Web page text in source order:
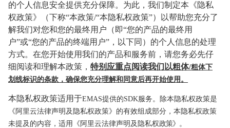
的个人信息安全提供充分保障。为此，我们制定本《隐私
权政策》（下称“本政策/“本隐私权政策”）以帮助您充分了
解我们对您和您的最终用户（即“您的产品的最终用
户”或“您的产品的终端用户”，以下同）的个人信息的处理
方式。在您开始使用我们的产品和服务前 ，请您务必先仔
细阅读和理解本政策， 特别应重点阅读我们以粗体/粗 体下
划线标识的条款，确保您充分理解和同意后再开始使用。
本隐私权政策适用于EMAS提供的SDK服务。除本隐私权政策是
《阿里云法律声明及隐私权政策》的有效组成部分，本隐私权政策
未提及的内容，适用《阿里云法律声明及隐私权政策》。